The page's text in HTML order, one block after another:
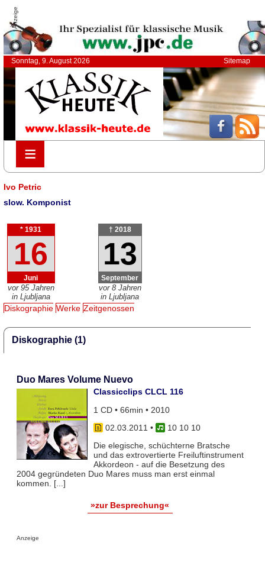
Anzeige
Sonntag, 9. August 2026 Sitemap
≡
≡
Ivo Petric
slow. Komponist
* 1931
16
Juni
vor 95 Jahren
in Ljubljana
† 2018
13
September
vor 8 Jahren
in Ljubljana
Diskographie Werke Zeitgenossen
Diskographie (1)
Duo Mares Volume Nuevo
Classicclips CLCL 116
1 CD • 66min • 2010
02.03.2011 •
10 10 10
Die elegische, schüchterne Bratsche
und das extrovertierte Freiluftinstrument
Akkordeon - auf die Besetzung des
2004 gegründeten Duo Mares muss man erst einmal
kommen. [...]
»zur Besprechung«
Anzeige